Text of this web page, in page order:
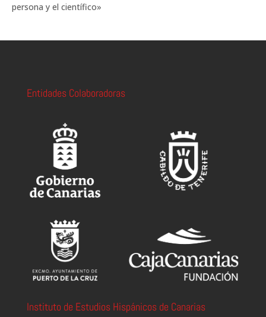
persona y el científico»
Entidades Colaboradoras
Instituto de Estudios Hispánicos de Canarias